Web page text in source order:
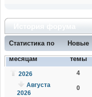
Статистика по
месяцам
Новые
темы
2026 4
Августа
2026
0